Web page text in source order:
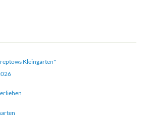
Kleingärten"